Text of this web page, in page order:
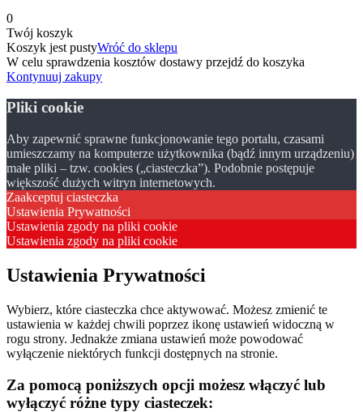
0
Twój koszyk
Koszyk jest pustyWróć do sklepu
W celu sprawdzenia kosztów dostawy przejdź do koszyka
Kontynuuj zakupy
Pliki cookie
Aby zapewnić sprawne funkcjonowanie tego portalu, czasami
umieszczamy na komputerze użytkownika (bądź innym urządzeniu)
małe pliki – tzw. cookies („ciasteczka”). Podobnie postępuje
większość dużych witryn internetowych.
Zaakceptuj ciasteczka
Ustawienia Prywatności
Ustawienia zgody na pliki cookie
Ustawienia zgody na pliki cookie
Ustawienia Prywatności
Wybierz, które ciasteczka chce aktywować. Możesz zmienić te
ustawienia w każdej chwili poprzez ikonę ustawień widoczną w
rogu strony. Jednakże zmiana ustawień może powodować
wyłączenie niektórych funkcji dostępnych na stronie.
Za pomocą poniższych opcji możesz włączyć lub
wyłączyć różne typy ciasteczek: